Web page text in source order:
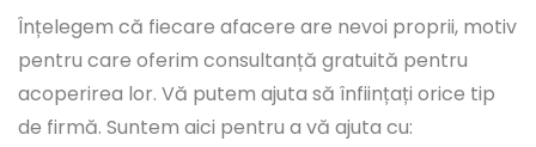
Înțelegem că fiecare afacere are nevoi proprii, motiv
pentru care oferim consultanță gratuită pentru
acoperirea lor. Vă putem ajuta să înființați orice tip
de firmă. Suntem aici pentru a vă ajuta cu: